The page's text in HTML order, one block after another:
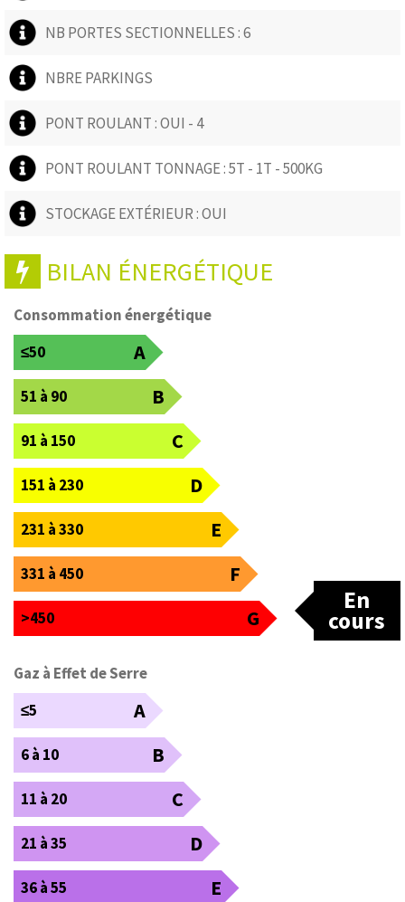
NB PORTES SECTIONNELLES : 6
NBRE PARKINGS
PONT ROULANT : OUI - 4
PONT ROULANT TONNAGE : 5T - 1T - 500KG
STOCKAGE EXTÉRIEUR : OUI
BILAN ÉNERGÉTIQUE
En
cours
Consommation énergétique
≤50
A
51 à 90 B
91 à 150 C
151 à 230 D
231 à 330 E
331 à 450 F
>450 G
Gaz à Effet de Serre
≤5
A
6 à 10 B
11 à 20 C
21 à 35 D
36 à 55 E